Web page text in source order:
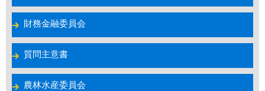
財務金融委員会
質問主意書
農林水産委員会